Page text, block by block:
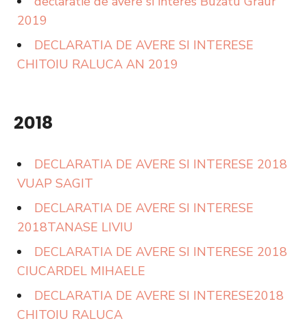
2019
DECLARATIA DE AVERE SI INTERESE
CHITOIU RALUCA AN 2019
2018
DECLARATIA DE AVERE SI INTERESE 2018
VUAP SAGIT
DECLARATIA DE AVERE SI INTERESE
2018TANASE LIVIU
DECLARATIA DE AVERE SI INTERESE 2018
CIUCARDEL MIHAELE
DECLARATIA DE AVERE SI INTERESE2018
CHITOIU RALUCA